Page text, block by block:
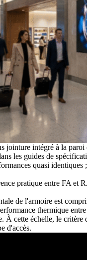
jointure intégré à la
les guides de
quasi identiques
pratique entre FA et
de l'armoire est
thermique
À cette échelle, le
d'accès.